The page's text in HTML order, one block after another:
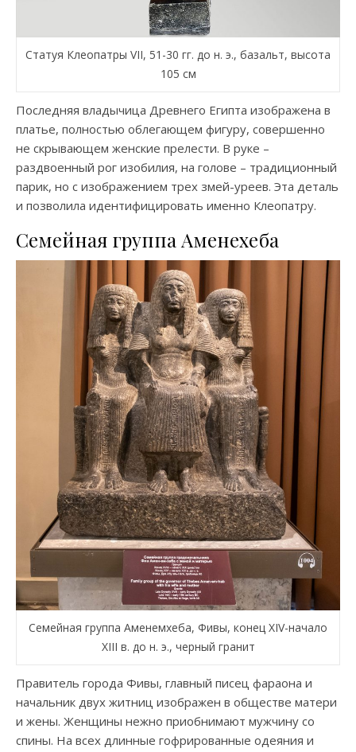
Статуя Клеопатры VII, 51-30 гг. до н. э., базальт, высота
105 см
Последняя владычица Древнего Египта изображена в
платье, полностью облегающем фигуру, совершенно
не скрывающем женские прелести. В руке –
раздвоенный рог изобилия, на голове – традиционный
парик, но с изображением трех змей-уреев. Эта деталь
и позволила идентифицировать именно Клеопатру.
Семейная группа Аменехеба
Семейная группа Аменемхеба, Фивы, конец XIV-начало
XIII в. до н. э., черный гранит
Правитель города Фивы, главный писец фараона и
начальник двух житниц изображен в обществе матери
и жены. Женщины нежно приобнимают мужчину со
спины. На всех длинные гофрированные одеяния и